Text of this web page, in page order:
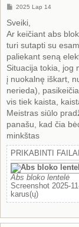
S
a
n
d
r
t
n
ė
2025 Lap 14
Sveiki,
Ar keičiant abs
turi sutapti su
paliekant seną
Situacija tokia, jog
į nuokalnę iškart,
nerieda),
vis tiek kaista,
Meistras siūlo
panašu, kad čia
minkštas
PRIKABINTI FAILAI
Abs bloko lentelė
Screenshot 2025-
karus(ų)